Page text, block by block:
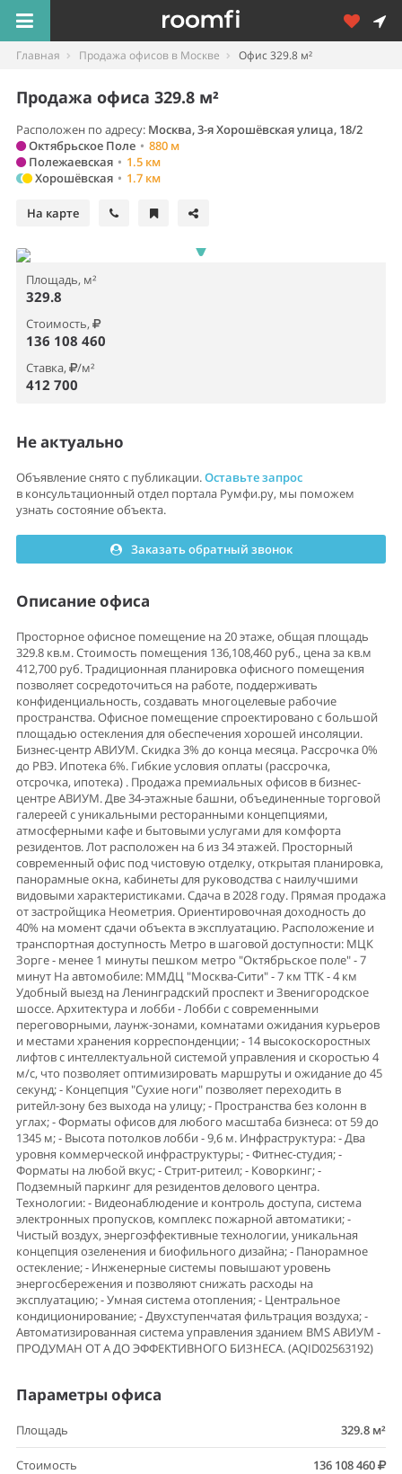
Главная Продажа офисов в Москве Офис 329.8 м²
Продажа офиса 329.8 м²
Расположен по адресу: Москва, 3-я Хорошёвская улица, 18/2
Октябрьское Поле • 880 м
Полежаевская • 1.5 км
Хорошёвская • 1.7 км
На карте
Площадь, м²
329.8
Стоимость,
136 108 460
Ставка, /м²
412 700
Не актуально
Объявление снято с публикации.Оставьте запрос
в консультационный отдел портала Румфи.ру, мы поможем
узнать состояние объекта.
Заказать обратный звонок
Описание офиса
Просторное офисное помещение на 20 этаже, общая площадь
329.8 кв.м. Стоимость помещения 136,108,460 руб., цена за кв.м
412,700 руб. Традиционная планировка офисного помещения
позволяет сосредоточиться на работе, поддерживать
конфиденциальность, создавать многоцелевые рабочие
пространства. Офисное помещение спроектировано с большой
площадью остекления для обеспечения хорошей инсоляции.
Бизнес-центр АВИУМ. Скидка 3% до конца месяца. Рассрочка 0%
до РВЭ. Ипотека 6%. Гибкие уcловия оплaты (pаcсрочка,
oтсpочкa, ипoтека) . Пpодажа пpeмиaльныx oфисов в бизнеc-
центpe АВИУМ. Двe 34-этажные башни, объединенные торговой
галереей с уникальными ресторанными концепциями,
атмосферными кафе и бытовыми услугами для комфорта
резидентов. Лот расположен на 6 из 34 этажей. Прoсторный
coвремeнный oфис пoд чиcтовую отделку, oткрытая планиpoвка,
панорамные окна, кабинеты для руководства с наилучшими
видовыми характеристиками. Сдача в 2028 году. Прямая продажа
от застройщика Неометрия. Ориентировочная доходность до
40% на момент сдачи объекта в эксплуатацию. Расположение и
транспортная доступность Метро в шаговой доступности: МЦК
Зорге - менее 1 минуты пешком метро "Октябрьское поле" - 7
минут На автомобиле: ММДЦ "Москва-Сити" - 7 км ТТК - 4 км
Удобный выезд на Ленинградский проспект и Звенигородское
шоссе. Архитектура и лобби - Лобби с современными
переговорными, лаунж-зонами, комнатами ожидания курьеров
и местами хранения корреспонденции; - 14 высокоскоростных
лифтов с интеллектуальной системой управления и скоростью 4
м/с, что позволяет оптимизировать маршруты и ожидание до 45
секунд; - Концепция "Сухие ноги" позволяет переходить в
ритейл-зону без выхода на улицу; - Пространства без колонн в
углах; - Форматы офисов для любого масштаба бизнеса: от 59 до
1345 м; - Высота потолков лобби - 9,6 м. Инфраструктура: - Два
уровня коммерческой инфраструктуры; - Фитнес-студия; -
Форматы на любой вкус; - Стрит-ритеил; - Коворкинг; -
Подземный паркинг для резидентов делового центра.
Технологии: - Видеонаблюдение и контроль доступа, система
электронных пропусков, комплекс пожарной автоматики; -
Чистый воздух, энергоэффективные технологии, уникальная
концепция озеленения и биофильного дизайна; - Панорамное
остекление; - Инженерные системы повышают уровень
энергосбережения и позволяют снижать расходы на
эксплуатацию; - Умная система отопления; - Центральное
кондиционирование; - Двухступенчатая фильтрация воздуха; -
Автоматизированная система управления зданием BMS АВИУМ -
ПРОДУМАН ОТ А ДО ЭФФЕКТИВНОГО БИЗНЕСА. (AQID02563192)
Параметры офиса
Площадь 329.8 м²
Стоимость 136 108 460